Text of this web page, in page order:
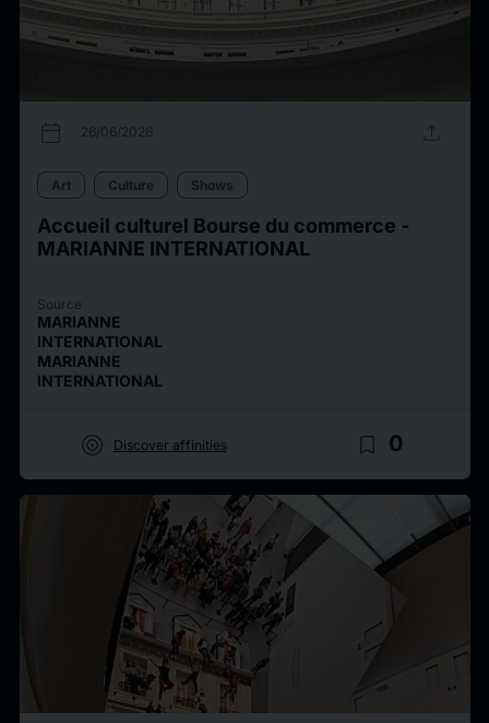
calendar_today 26/06/2026 upload
Art Culture Shows
Accueil culturel Bourse du commerce -
MARIANNE INTERNATIONAL
Source
MARIANNE
INTERNATIONAL
MARIANNE
INTERNATIONAL
target Discover affinities bookmark_border 0